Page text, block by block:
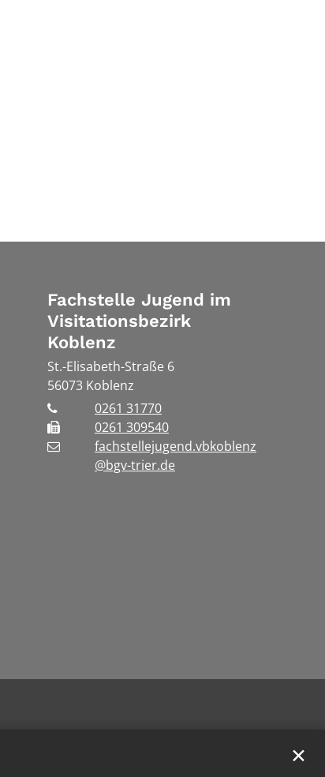
✕
Fachstelle Jugend im
Visitationsbezirk
Koblenz
St.-Elisabeth-Straße 6
56073 Koblenz
0261 31770
0261 309540
fachstellejugend.vbkoblenz
@bgv-trier.de